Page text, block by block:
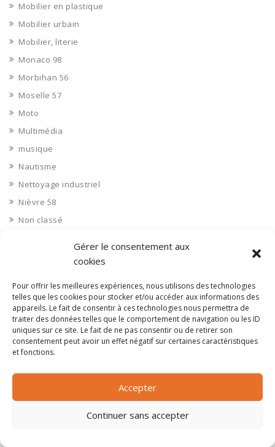
Gérer le consentement aux
cookies
Pour offrir les meilleures expériences, nous utilisons des technologies
telles que les cookies pour stocker et/ou accéder aux informations des
appareils. Le fait de consentir à ces technologies nous permettra de
traiter des données telles que le comportement de navigation ou les ID
uniques sur ce site. Le fait de ne pas consentir ou de retirer son
consentement peut avoir un effet négatif sur certaines caractéristiques
et fonctions.
Accepter
Continuer sans accepter
Mobilier en plastique
Mobilier urbain
Mobilier, literie
Monaco 98
Morbihan 56
Moselle 57
Moto
Multimédia
musique
Nautisme
Nettoyage industriel
Nièvre 58
Non classé
Objets en plastique
Oise 60
Opérateur télécom
Opérateurs télécom